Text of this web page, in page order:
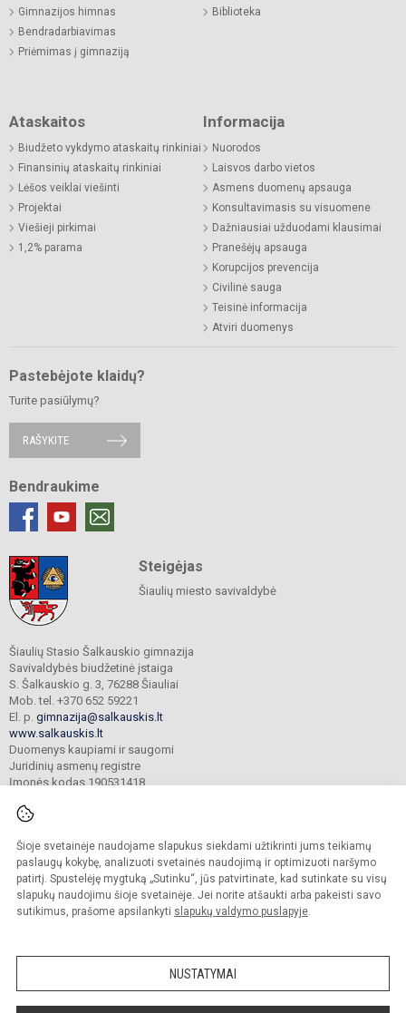
Šioje svetainėje naudojame slapukus siekdami užtikrinti jums teikiamų
paslaugų kokybę, analizuoti svetainės naudojimą ir optimizuoti naršymo
patirtį. Spustelėję mygtuką „Sutinku“, jūs patvirtinate, kad sutinkate su visų
slapukų naudojimu šioje svetainėje. Jei norite atšaukti arba pakeisti savo
sutikimus, prašome apsilankyti slapukų valdymo puslapyje.
NUSTATYMAI
Gimnazijos himnas
Bendradarbiavimas
Priėmimas į gimnaziją
Biblioteka
Ataskaitos
Biudžeto vykdymo ataskaitų rinkiniai
Finansinių ataskaitų rinkiniai
Lėšos veiklai viešinti
Projektai
Viešieji pirkimai
1,2% parama
Informacija
Nuorodos
Laisvos darbo vietos
Asmens duomenų apsauga
Konsultavimasis su visuomene
Dažniausiai užduodami klausimai
Pranešėjų apsauga
Korupcijos prevencija
Civilinė sauga
Teisinė informacija
Atviri duomenys
Pastebėjote klaidų?
Turite pasiūlymų?
RAŠYKITE
Bendraukime
Steigėjas
Šiaulių miesto savivaldybė
Šiaulių Stasio Šalkauskio gimnazija
Savivaldybės biudžetinė įstaiga
S. Šalkauskio g. 3, 76288 Šiauliai
Mob. tel. +370 652 59221
El. p. gimnazija@salkauskis.lt
www.salkauskis.lt
Duomenys kaupiami ir saugomi
Juridinių asmenų registre
Įmonės kodas 190531418
© 2024. Šiaulių Stasio Šalkauskio gimnazija. Visos teisės saugomos.
Kopijuoti turinį be raštiško gimnazijos sutikimo griežtai draudžiama.
Prieinamumo paraiška Slapukų valdymas
Sumanus būdas atnaujinti